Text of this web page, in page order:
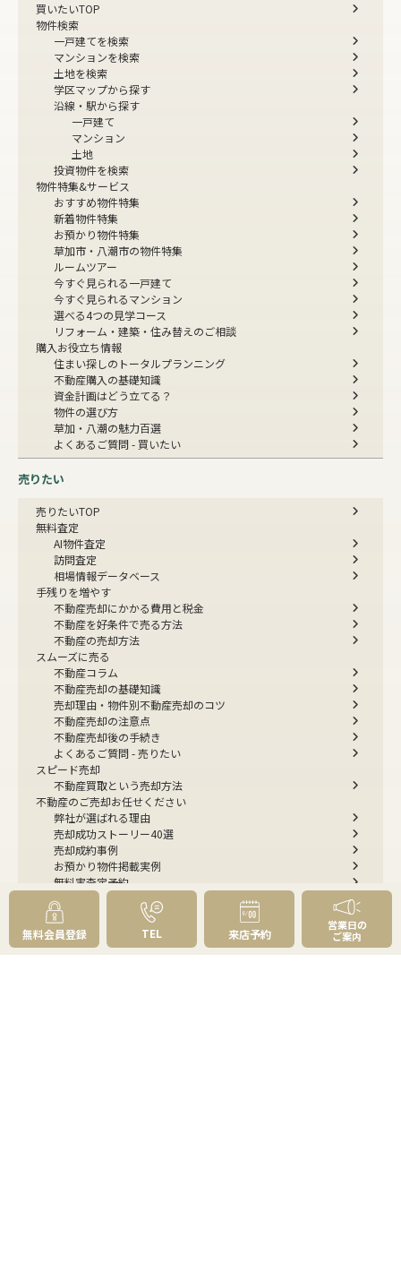
買いたいTOP
物件検索
一戸建てを検索
マンションを検索
土地を検索
学区マップから探す
沿線・駅から探す
一戸建て
マンション
土地
投資物件を検索
物件特集&サービス
おすすめ物件特集
新着物件特集
お預かり物件特集
草加市・八潮市の物件特集
ルームツアー
今すぐ見られる一戸建て
今すぐ見られるマンション
選べる4つの見学コース
リフォーム・建築・住み替えのご相談
購入お役立ち情報
住まい探しのトータルプランニング
不動産購入の基礎知識
資金計画はどう立てる？
物件の選び方
草加・八潮の魅力百選
よくあるご質問 - 買いたい
売りたい
売りたいTOP
無料査定
AI物件査定
訪問査定
相場情報データベース
手残りを増やす
不動産売却にかかる費用と税金
不動産を好条件で売る方法
不動産の売却方法
スムーズに売る
不動産コラム
不動産売却の基礎知識
売却理由・物件別不動産売却のコツ
不動産売却の注意点
不動産売却後の手続き
よくあるご質問 - 売りたい
スピード売却
不動産買取という売却方法
不動産のご売却お任せください
弊社が選ばれる理由
売却成功ストーリー40選
売却成約事例
お預かり物件掲載実例
無料実査定予約
住まいのお悩み別
会社案内
無料会員登録 TEL 来店予約
営業日の
ご案内